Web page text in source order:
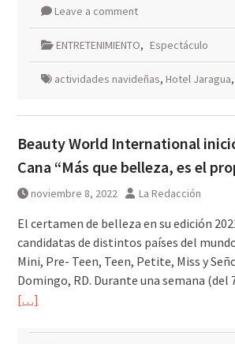
Leave a comment
ENTRETENIMIENTO, Espectáculo
actividades navideñas, Hotel Jaragua,
Beauty World International
Cana “Más que belleza, es el
noviembre 8, 2022 La Redacción
El certamen de belleza en su edición
candidatas de distintos países del
Mini, Pre- Teen, Teen, Petite, Miss y
Domingo, RD. Durante una semana (del
[…]